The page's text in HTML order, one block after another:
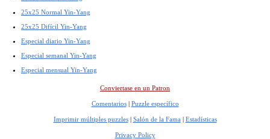
25x25 Normal Yin-Yang
25x25 Difícil Yin-Yang
Especial diario Yin-Yang
Especial semanal Yin-Yang
Especial mensual Yin-Yang
Conviertase en un Patron
Comentarios| Puzzle específico
Imprimir múltiples puzzles| Salón de la Fama | Estadísticas
Privacy Policy